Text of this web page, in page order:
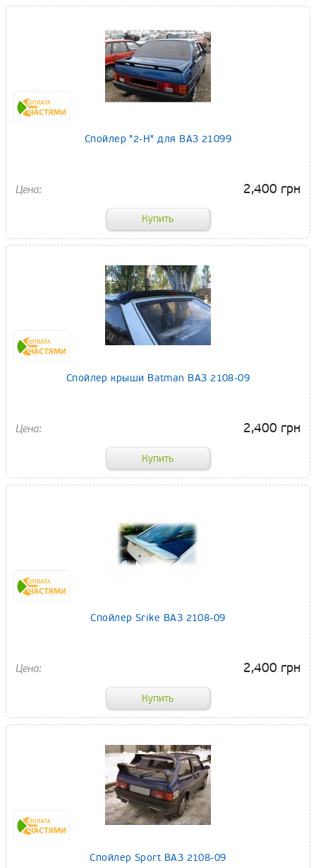
Спойлер "2-Н" для ВАЗ 21099
2,400 грн
Спойлер крыши Batman ВАЗ 2108-09
2,400 грн
Спойлер Srike ВАЗ 2108-09
2,400 грн
Спойлер Sport ВАЗ 2108-09